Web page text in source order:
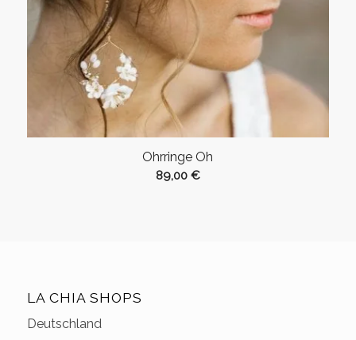
Ohrringe Oh
89,00 €
LA CHIA SHOPS
Deutschland